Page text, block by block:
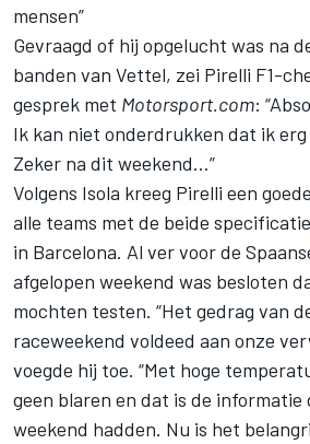
mensen”
Gevraagd of hij opgelucht was na
banden van Vettel, zei Pirelli F1-
gesprek met Motorsport.com:
Ik kan niet onderdrukken dat ik
Zeker na dit weekend…”
Volgens Isola kreeg Pirelli een
alle teams met de beide
in Barcelona. Al ver voor de
afgelopen weekend was besloten
mochten testen. “Het gedrag van
raceweekend voldeed aan onze
voegde hij toe. “Met hoge
geen blaren en dat is de informatie
weekend hadden. Nu is het